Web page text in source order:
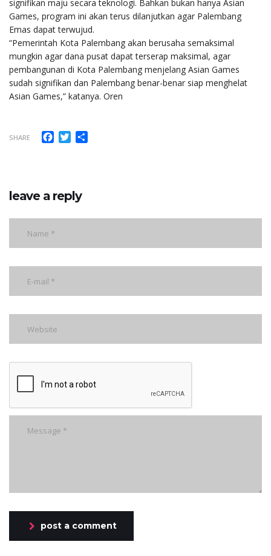
signifikan maju secara teknologi. Bahkan bukan hanya Asian
Games, program ini akan terus dilanjutkan agar Palembang
Emas dapat terwujud.
“Pemerintah Kota Palembang akan berusaha semaksimal
mungkin agar dana pusat dapat terserap maksimal, agar
pembangunan di Kota Palembang menjelang Asian Games
sudah signifikan dan Palembang benar-benar siap menghelat
Asian Games,” katanya. Oren
SHARE Facebook
Twitter
leave a reply
post a comment